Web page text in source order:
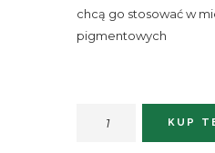
chcą go stosować w
pigmentowych
KUP